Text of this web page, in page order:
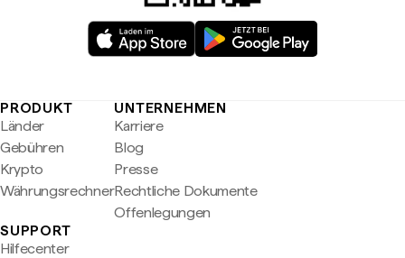
PRODUKT
Länder
Gebühren
Krypto
Währungsrechner
UNTERNEHMEN
Karriere
Blog
Presse
Rechtliche Dokumente
Offenlegungen
SUPPORT
Hilfecenter